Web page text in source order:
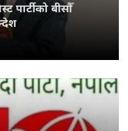
पार्टीको बीसौँ